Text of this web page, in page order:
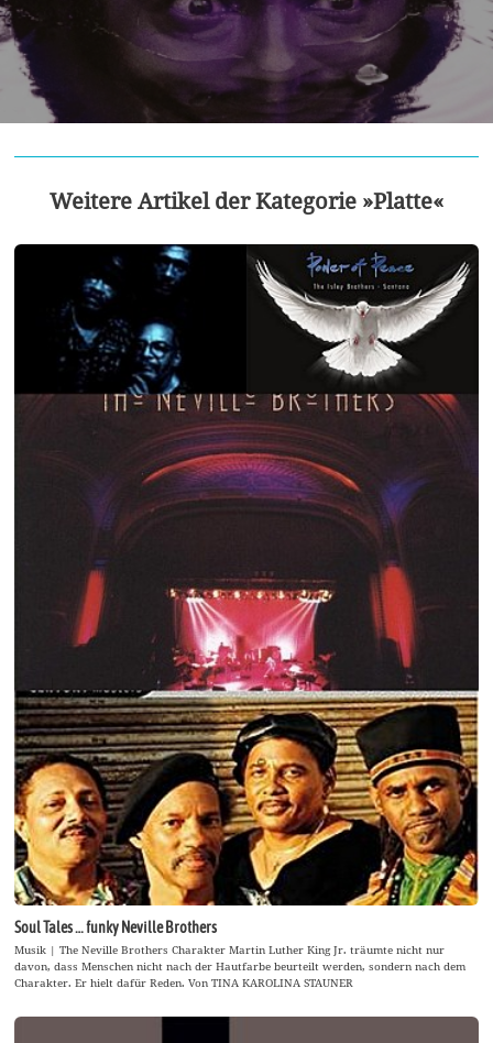
Weitere Artikel der Kategorie »Platte«
Soul Tales … funky Neville Brothers
Musik | The Neville Brothers Charakter Martin Luther King Jr. träumte nicht nur
davon, dass Menschen nicht nach der Hautfarbe beurteilt werden, sondern nach dem
Charakter. Er hielt dafür Reden. Von TINA KAROLINA STAUNER